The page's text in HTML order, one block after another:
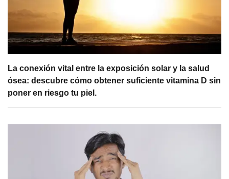
La conexión vital entre la exposición solar y la salud
ósea: descubre cómo obtener suficiente vitamina D sin
poner en riesgo tu piel.